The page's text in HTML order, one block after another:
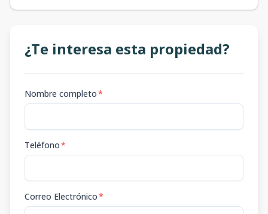
¿Te interesa esta propiedad?
Nombre completo*
Teléfono*
Correo Electrónico*